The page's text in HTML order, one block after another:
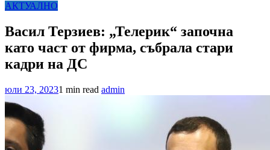
АКТУАЛНО
Васил Терзиев: „Телерик“ започна
като част от фирма, събрала стари
кадри на ДС
юли 23, 20231 min read admin